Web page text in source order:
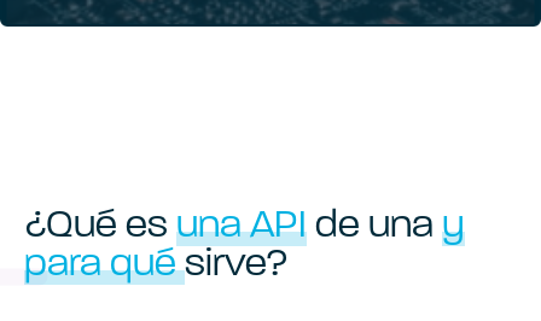
¿Qué es una API de una y
para quésirve?